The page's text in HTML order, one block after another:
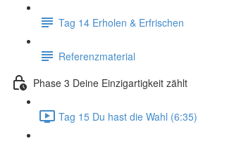
Tag 14 Erholen & Erfrischen
Referenzmaterial
Phase 3 Deine Einzigartigkeit zählt
Tag 15 Du hast die Wahl (6:35)